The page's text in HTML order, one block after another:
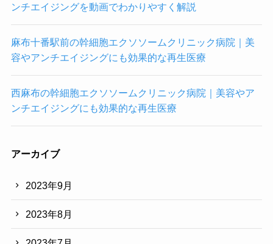
リ
ニ
ッ
ク
所
一
覧
道
県
ンチエイジングを動画でわかりやすく解説
麻布十番駅前の幹細胞エクソソームクリニック病院｜美
容やアンチエイジングにも効果的な再生医療
西麻布の幹細胞エクソソームクリニック病院｜美容やア
ンチエイジングにも効果的な再生医療
アーカイブ
2023年9月
2023年8月